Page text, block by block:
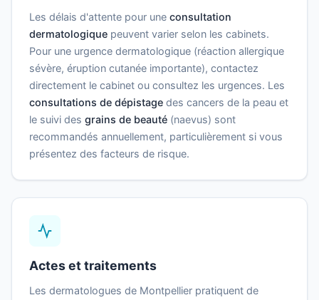
Les délais d'attente pour une consultation
dermatologique peuvent varier selon les cabinets.
Pour une urgence dermatologique (réaction allergique
sévère, éruption cutanée importante), contactez
directement le cabinet ou consultez les urgences. Les
consultations de dépistage des cancers de la peau et
le suivi des grains de beauté (naevus) sont
recommandés annuellement, particulièrement si vous
présentez des facteurs de risque.
Actes et traitements
Les dermatologues de Montpellier pratiquent de